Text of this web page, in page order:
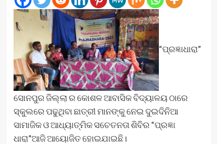
“ପ୍ରଜ୍ଞାଧାରା”
ସୋନପୁର ଜିଲ୍ଲା ର କୋଶଳ ଆବାସିକ ବିଦ୍ୟାଳୟ ଠାରେ
ସ୍କୁଲରେ ପଢୁଥିବା ଛାତ୍ରୀ ମାନଙ୍କୁ ନେଇ ଦୁଇଦିନିଆ
ସାମାଜିକ ଓ ଆଧ୍ୟାତ୍ମିକ ସଚେତନତା ଶିବିର “ପ୍ରଜ୍ଞା
ଧାରା”ଆଜି ଆୟୋଜିତ ହୋଇଯାଇଛି।